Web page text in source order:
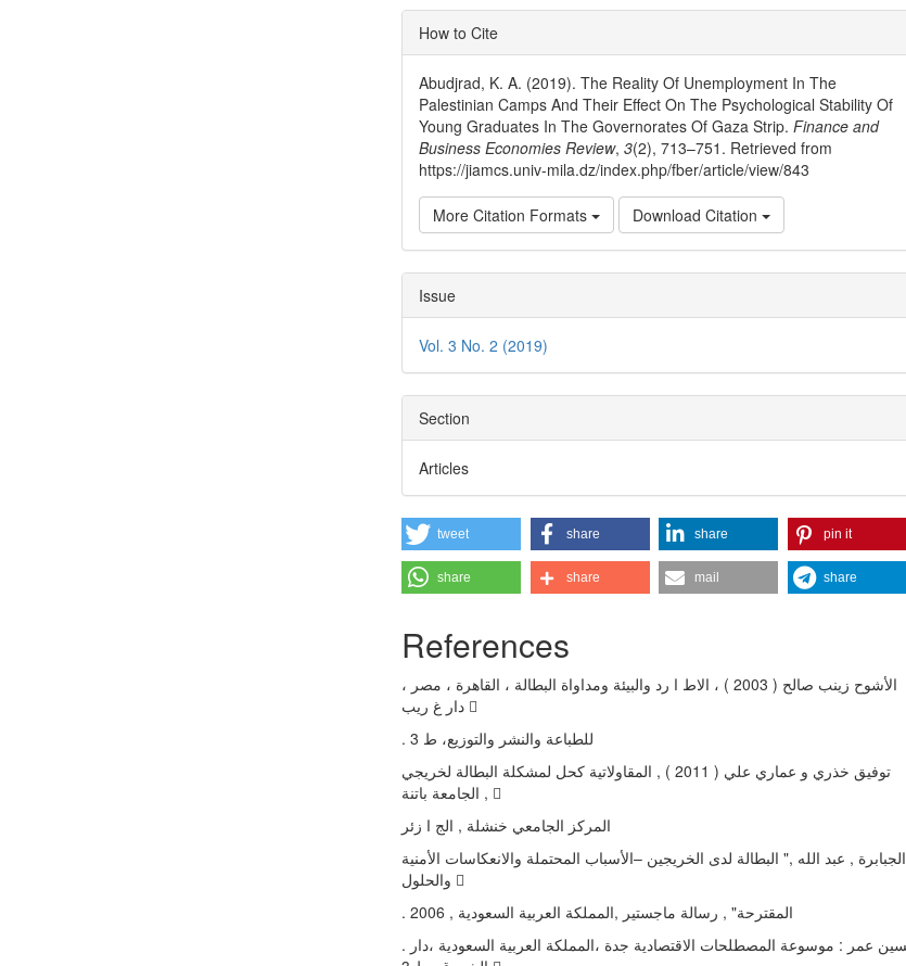
Article
Details
How to Cite
Abudjrad, K. A. (2019). The Reality Of Unemployment In The
Palestinian Camps And Their Effect On The Psychological Stability Of
Young Graduates In The Governorates Of Gaza Strip.Finance and
Business Economies Review,3(2), 713–751. Retrieved from
https://jiamcs.univ-mila.dz/index.php/fber/article/view/843
More Citation Formats Download Citation
Issue
Vol. 3 No. 2 (2019)
Section
Articles
tweet share share pin it
share share mail share
References
الأشوح زینب صالح ( 2003 ) ، الاط ا رد والبیئة ومداواة البطالة ، القاهرة ، مصر ،
دار غ ریب 
. للطباعة والنشر والتوزیع، ط 3
توفیق خذري و عماري علي ( 2011 ) , المقاولاتیة كحل لمشكلة البطالة لخریجي
الجامعة باتنة , 
المركز الجامعي خنشلة , الج ا زئر
الجبابرة , عبد الله ," البطالة لدى الخریجین –الأسباب المحتملة والانعكاسات الأمنیة
والحلول 
. المقترحة" , رسالة ماجستیر ,المملكة العربیة السعودیة , 2006
. حسین عمر : موسوعة المصطلحات الاقتصادیة جدة ،المملكة العربیة السعودیة ،دار